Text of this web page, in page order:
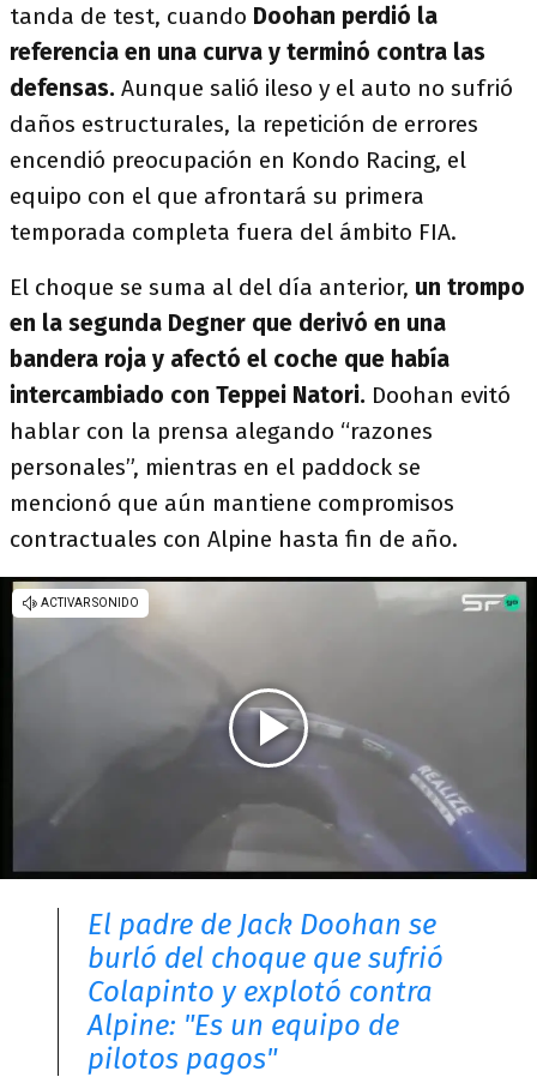
tanda de test, cuando Doohan perdió la
referencia en una curva y terminó contra las
defensas. Aunque salió ileso y el auto no sufrió
daños estructurales, la repetición de errores
encendió preocupación en Kondo Racing, el
equipo con el que afrontará su primera
temporada completa fuera del ámbito FIA.
El choque se suma al del día anterior, un trompo
en la segunda Degner que derivó en una
bandera roja y afectó el coche que había
intercambiado con Teppei Natori. Doohan evitó
hablar con la prensa alegando “razones
personales”, mientras en el paddock se
mencionó que aún mantiene compromisos
contractuales con Alpine hasta fin de año.
El padre de Jack Doohan se
burló del choque que sufrió
Colapinto y explotó contra
Alpine: "Es un equipo de
pilotos pagos"